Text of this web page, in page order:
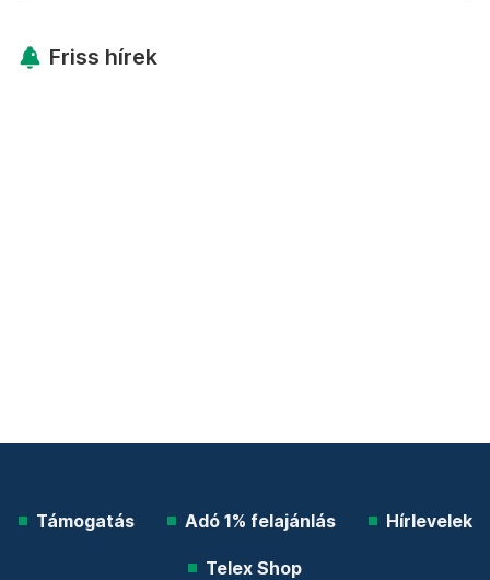
Friss hírek
Támogatás Adó 1% felajánlás Hírlevelek
Telex Shop